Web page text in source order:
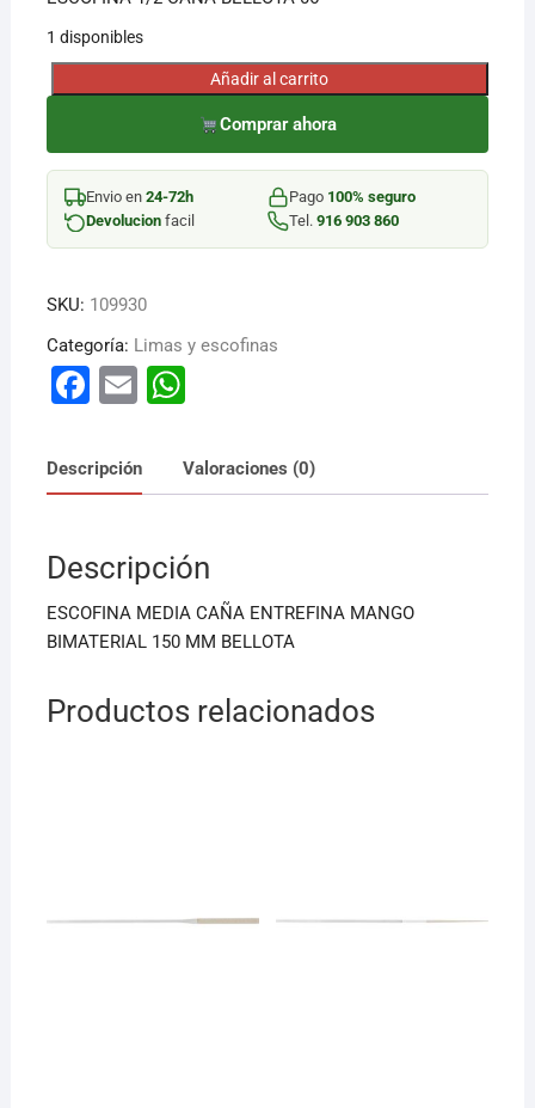
1 disponibles
ESCOFINA
CAÑA
BELLOTA
06"
cantidad
Añadir al carrito
Comprar ahora
Envio en 24-72h Pago 100% seguro
Devolucionfacil Tel. 916 903 860
SKU: 109930
Categoría: Limas y escofinas
F
c
e
o
o
k
E
ai
l
W
at
s
p
p
Descripción Valoraciones (0)
Descripción
ESCOFINA MEDIA CAÑA ENTREFINA MANGO
BIMATERIAL 150 MM BELLOTA
Productos relacionados
Cuéntame qué necesitas y te ayudo a encontrarlo,
aunque no sepas el nombre exacto